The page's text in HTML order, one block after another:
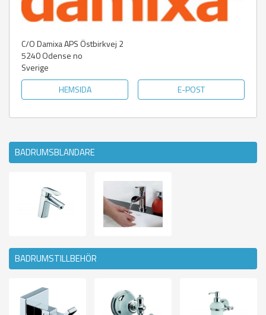
C/O Damixa APS Östbirkvej 2
5240Odense no
Sverige
HEMSIDA
E-POST
BADRUMSBLANDARE
BADRUMSTILLBEHÖR